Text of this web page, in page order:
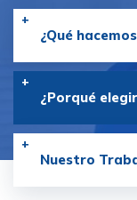
¿Qué
¿Porqué
Nuestro